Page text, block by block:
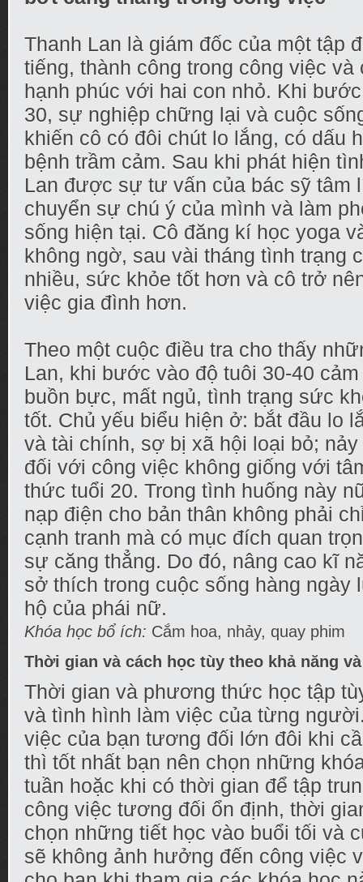
Thanh Lan là giám đốc của một tập
tiếng, thành công trong công việc và
hạnh phúc với hai con nhỏ. Khi
30, sự nghiệp chững lại và cuộc
khiến cô có đôi chút lo lắng, có dấu
bệnh trầm cảm. Sau khi phát hiện
Lan được sự tư vấn của bác sỹ tâm
chuyển sự chú ý của mình và làm
sống hiện tại. Cô đăng kí học yoga
không ngờ, sau vài tháng tình trạng
nhiều, sức khỏe tốt hơn và cô trở
việc gia đình hơn.
Theo một cuộc điều tra cho thấy
Lan, khi bước vào độ tuôi 30-40
buồn bực, mất ngủ, tình trạng sức
tốt. Chủ yếu biểu hiện ở: bắt đầu lo
và tài chính, sợ bị xã hội loại bỏ;
đối với công việc không giống với
thức tuổi 20. Trong tình huống này
nạp điện cho bản thân không phải
cạnh tranh mà có mục đích quan
sự căng thẳng. Do đó, nâng cao kĩ
sở thích trong cuộc sống hàng ngày
hộ của phái nữ.
Khóa học bổ ích: Cắm hoa, nhảy, quay phim
Thời gian và cách học tùy theo khả năng
Thời gian và phương thức học tập
và tình hình làm việc của từng
việc của bạn tương đối lớn đôi khi
thì tốt nhất bạn nên chọn những
tuần hoặc khi có thời gian để tập
công việc tương đối ổn định, thời
chọn những tiết học vào buổi tối và
sẽ không ảnh hưởng đến công việc